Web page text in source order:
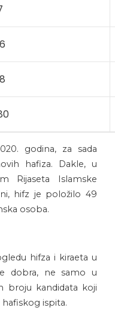
godina, za sada
hafiza. Dakle, u
Rijaseta Islamske
hifz je položilo 49
osoba.
hifza i kiraeta u
dobra, ne samo u
broju kandidata koji
ispita.